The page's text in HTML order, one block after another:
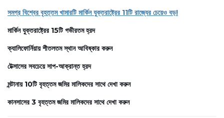
সমগ্র বিশ্বের বৃহত্তম খামারটি মার্কিন যুক্তরাষ্ট্রের 11টি রাজ্যের চেয়েও বড়!
মার্কিন যুক্তরাষ্ট্রের 15টি গভীরতম হ্রদ
ক্যালিফোর্নিয়ায় শীতলতম স্থান আবিষ্কার করুন
টেক্সাসের সবচেয়ে সাপ-আক্রান্ত হ্রদ
মন্টানায় 10টি বৃহত্তম জমির মালিকদের সাথে দেখা করুন
কানসাসের 3 বৃহত্তম জমির মালিকদের সাথে দেখা করুন